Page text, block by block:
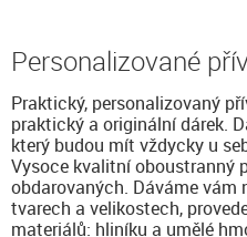
Personalizované
Praktický, personalizovaný
praktický a originální dárek.
který budou mít vždycky u
Vysoce kvalitní oboustranný
obdarovaných. Dáváme vám
tvarech a velikostech,
materiálů: hliníku a umělé